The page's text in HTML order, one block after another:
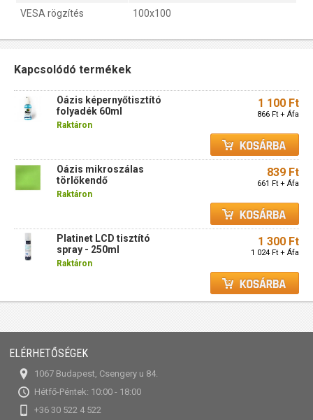
VESA rögzítés
100x100
Kapcsolódó termékek
Oázis képernyőtisztító
folyadék 60ml
Raktáron
1 100 Ft
866 Ft + Áfa
Oázis mikroszálas
törlőkendő
Raktáron
839 Ft
661 Ft + Áfa
Platinet LCD tisztító
spray - 250ml
Raktáron
1 300 Ft
1 024 Ft + Áfa
ELÉRHETŐSÉGEK
1067 Budapest, Csengery u 84.
Hétfő-Péntek: 10:00 - 18:00
+36 30 522 4 522